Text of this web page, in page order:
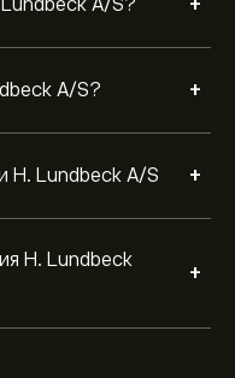
A/S? +
H. Lundbeck A/S +
H. Lundbeck
+